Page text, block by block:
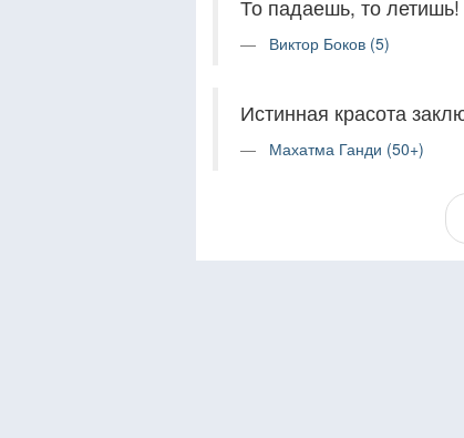
То падаешь, то летишь!
Виктор Боков (5)
Истинная красота
Махатма Ганди (50+)